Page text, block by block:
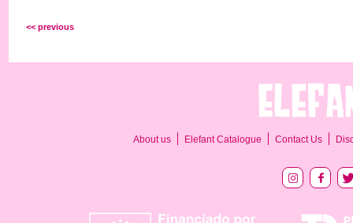
<< previous
About us Elefant Catalogue Contact Us